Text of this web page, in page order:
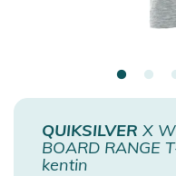
QUIKSILVER X
BOARD RANGE
kentin